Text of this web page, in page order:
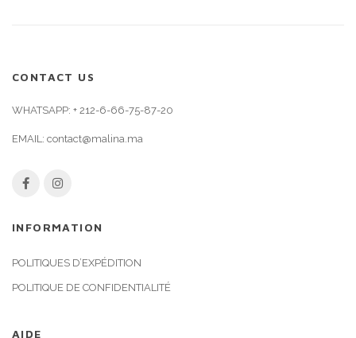
CONTACT US
WHATSAPP: + 212-6-66-75-87-20
EMAIL: contact@malina.ma
INFORMATION
POLITIQUES D’EXPÉDITION
POLITIQUE DE CONFIDENTIALITÉ
AIDE